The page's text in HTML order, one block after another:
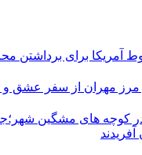
برای برداشتن
مرز مهران از سفر عشق و
کوچه های مشگین